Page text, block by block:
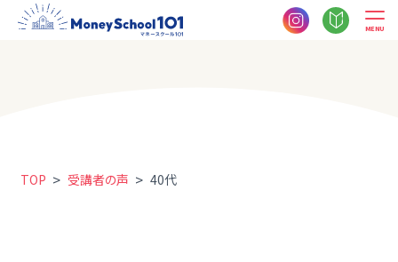
MENU
TOP > 受講者の声 > 40代